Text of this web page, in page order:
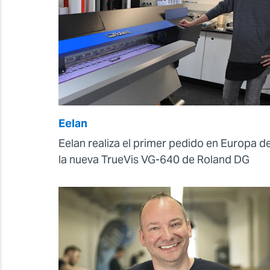
Eelan
Eelan realiza el primer pedido en Europa
la nueva TrueVis VG-640 de Roland DG